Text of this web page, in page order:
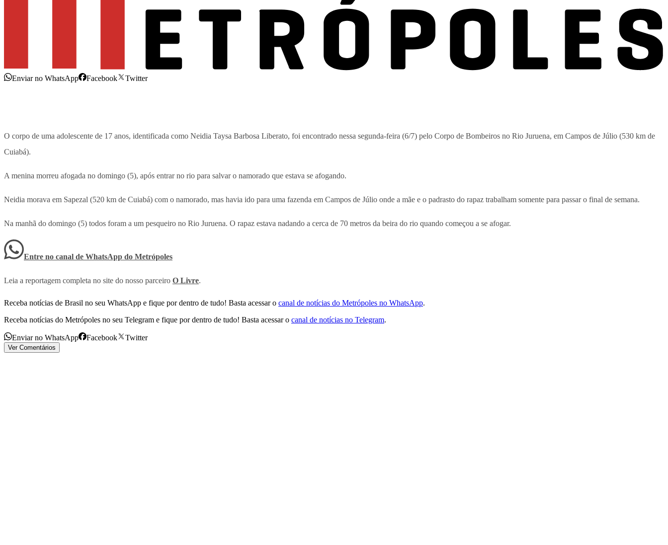
Enviar no WhatsApp Facebook Twitter
O corpo de uma adolescente de 17 anos, identificada como Neidia Taysa Barbosa Liberato, foi encontrado nessa segunda-feira (6/7) pelo Corpo de Bombeiros no Rio Juruena, em Campos de Júlio (530 km de
Cuiabá).
A menina morreu afogada no domingo (5), após entrar no rio para salvar o namorado que estava se afogando.
Neidia morava em Sapezal (520 km de Cuiabá) com o namorado, mas havia ido para uma fazenda em Campos de Júlio onde a mãe e o padrasto do rapaz trabalham somente para passar o final de semana.
Na manhã do domingo (5) todos foram a um pesqueiro no Rio Juruena. O rapaz estava nadando a cerca de 70 metros da beira do rio quando começou a se afogar.
Entre no canal de WhatsApp do Metrópoles
Leia a reportagem completa no site do nosso parceiro O Livre.
Receba notícias de Brasil no seu WhatsApp e fique por dentro de tudo! Basta acessar o canal de notícias do Metrópoles no WhatsApp.
Receba notícias do Metrópoles no seu Telegram e fique por dentro de tudo! Basta acessar o canal de notícias no Telegram.
Enviar no WhatsApp Facebook Twitter
Ver Comentários